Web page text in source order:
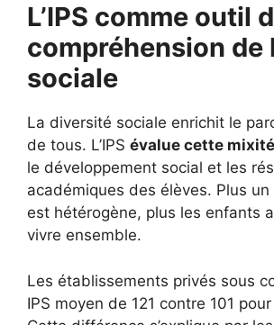
L’IPS comme outil
compréhension de
sociale
La diversité sociale enrichit le
de tous. L’IPS évalue cette
le développement social et les
académiques des élèves. Plus
est hétérogène, plus les enfants
vivre ensemble.
Les établissements privés sous
IPS moyen de 121 contre 101